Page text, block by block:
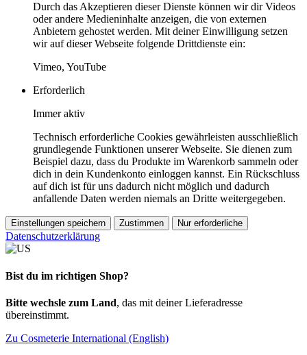
Durch das Akzeptieren dieser Dienste können wir dir Videos
oder andere Medieninhalte anzeigen, die von externen
Anbietern gehostet werden. Mit deiner Einwilligung setzen
wir auf dieser Webseite folgende Drittdienste ein:
Vimeo, YouTube
Erforderlich
Immer aktiv
Technisch erforderliche Cookies gewährleisten ausschließlich
grundlegende Funktionen unserer Webseite. Sie dienen zum
Beispiel dazu, dass du Produkte im Warenkorb sammeln oder
dich in dein Kundenkonto einloggen kannst. Ein Rückschluss
auf dich ist für uns dadurch nicht möglich und dadurch
anfallende Daten werden niemals an Dritte weitergegeben.
Einstellungen speichern Zustimmen Nur erforderliche
Datenschutzerklärung
Bist du im richtigen Shop?
Bitte wechsle zum Land, das mit deiner Lieferadresse
übereinstimmt.
Zu Cosmeterie International (English)